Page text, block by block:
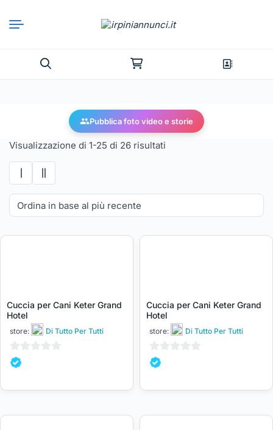
Pubblica foto video e storie
Visualizzazione di 1-25 di 26 risultati
Cuccia per Cani Keter Grand
Hotel
store: Di Tutto Per Tutti
0
5
Cuccia per Cani Keter Grand
Hotel
store: Di Tutto Per Tutti
0
5